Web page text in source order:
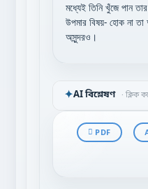
মধ্যেই তিনি খুঁজে পান তার
উপমার বিষয়- হোক না
অসুন্দরও।
✦AI বিশ্লেষণ · ক্লিক
PDF